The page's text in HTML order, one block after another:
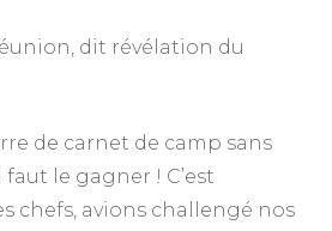
camp
dit révélation du
de carnet de camp sans
le gagner ! C’est
chefs, avions challengé nos